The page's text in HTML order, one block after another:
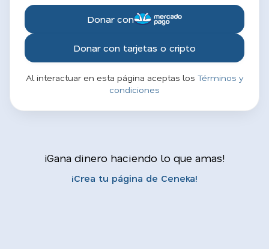
Donar con
Donar con tarjetas o cripto
Al interactuar en esta página aceptas los Términos y
condiciones
¡Gana dinero haciendo lo que amas!
¡Crea tu página de Ceneka!